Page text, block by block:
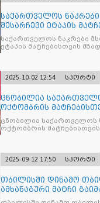
საქართველოს
შესარჩევი ეტაპის
საქართველოს ნაკრები
ეტაპის მატჩებისთვის
2025-10-02 12:54 სპორტი
ცნობილია
ოქტომბრის
ცნობილია საქართველოს
ოქტომბრის მატჩებისთვის
2025-09-12 17:50 სპორტი
თბილისში დინამო
ამხანაგური მატჩი